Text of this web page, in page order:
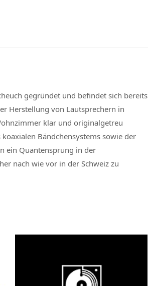
gegründet und befindet sich bereits
Herstellung von Lautsprechern in
klar und originalgetreu
Bändchensystems sowie der
ein Quantensprung in der
nach wie vor in der Schweiz zu